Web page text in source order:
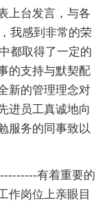
上台发言，与各
我感到非常的荣
都取得了一定的
的支持与默契配
新的管理理念对
进员工真诚地向
服务的同事致以
有着重要的
作岗位上亲眼目